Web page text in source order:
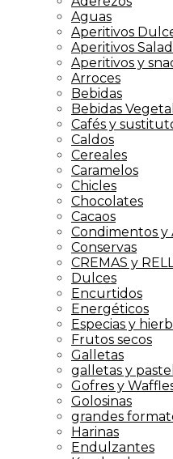
Aguas
Aperitivos
Aperitivos
Aperitivos y
Arroces
Bebidas
Bebidas
Cafés y
Caldos
Cereales
Caramelos
Chicles
Chocolates
Cacaos
Condimentos y
Conservas
CREMAS y
Dulces
Encurtidos
Energéticos
Especias y
Frutos secos
Galletas
galletas y
Gofres y
Golosinas
grandes
Harinas
Endulzantes